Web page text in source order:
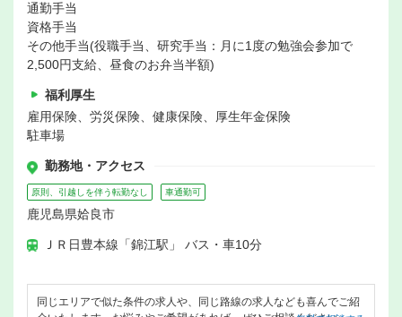
通勤手当
資格手当
その他手当(役職手当、研究手当：月に1度の勉強会参加で
2,500円支給、昼食のお弁当半額)
福利厚生
雇用保険、労災保険、健康保険、厚生年金保険
駐車場
勤務地・アクセス
原則、引越しを伴う転勤なし 車通勤可
鹿児島県姶良市
ＪＲ日豊本線「錦江駅」 バス・車10分
同じエリアで似た条件の求人や、同じ路線の求人なども喜んでご紹